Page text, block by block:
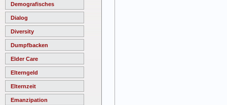
Demografisches
Dialog
Diversity
Dumpfbacken
Elder Care
Elterngeld
Elternzeit
Emanzipation